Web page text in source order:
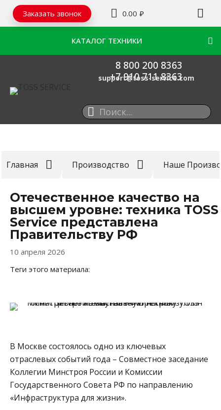
Заказать звонок ₽
0.00
КАТАЛОГ ТЕХНИКИ
ТЕХНИКА ДЛЯ ИСКУССТВЕННОГО ГАЗОНА
ТЕХНИКА ДЛЯ НАТУРАЛЬНОГО ГАЗОНА
КОММУНАЛЬНАЯ ТЕХНИКА
8 800 200 8363
+7 910 711 8363
support@toss-service.com
Главная Производство Наше
Отечественное качество на
высшем уровне: техника TOSS
Service представлена
Правительству РФ
10 апреля 2026
Теги этого материала:
В Москве состоялось одно из ключевых
отраслевых событий года – Совместное заседание
Коллегии Минстроя России и Комиссии
Государственного Совета РФ по направлению
«Инфраструктура для жизни».